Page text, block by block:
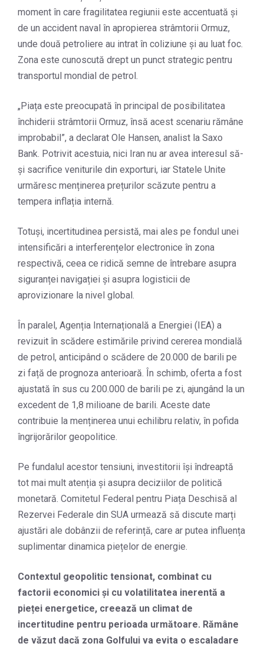
moment în care fragilitatea regiunii este accentuată și
de un accident naval în apropierea strâmtorii Ormuz,
unde două petroliere au intrat în coliziune și au luat foc.
Zona este cunoscută drept un punct strategic pentru
transportul mondial de petrol.
„Piața este preocupată în principal de posibilitatea
închiderii strâmtorii Ormuz, însă acest scenariu rămâne
improbabil”, a declarat Ole Hansen, analist la Saxo
Bank. Potrivit acestuia, nici Iran nu ar avea interesul să-
și sacrifice veniturile din exporturi, iar Statele Unite
urmăresc menținerea prețurilor scăzute pentru a
tempera inflația internă.
Totuși, incertitudinea persistă, mai ales pe fondul unei
intensificări a interferențelor electronice în zona
respectivă, ceea ce ridică semne de întrebare asupra
siguranței navigației și asupra logisticii de
aprovizionare la nivel global.
În paralel, Agenția Internațională a Energiei (IEA) a
revizuit în scădere estimările privind cererea mondială
de petrol, anticipând o scădere de 20.000 de barili pe
zi față de prognoza anterioară. În schimb, oferta a fost
ajustată în sus cu 200.000 de barili pe zi, ajungând la un
excedent de 1,8 milioane de barili. Aceste date
contribuie la menținerea unui echilibru relativ, în pofida
îngrijorărilor geopolitice.
Pe fundalul acestor tensiuni, investitorii își îndreaptă
tot mai mult atenția și asupra deciziilor de politică
monetară. Comitetul Federal pentru Piața Deschisă al
Rezervei Federale din SUA urmează să discute marți
ajustări ale dobânzii de referință, care ar putea influența
suplimentar dinamica piețelor de energie.
Contextul geopolitic tensionat, combinat cu
factorii economici și cu volatilitatea inerentă a
pieței energetice, creează un climat de
incertitudine pentru perioada următoare. Rămâne
de văzut dacă zona Golfului va evita o escaladare